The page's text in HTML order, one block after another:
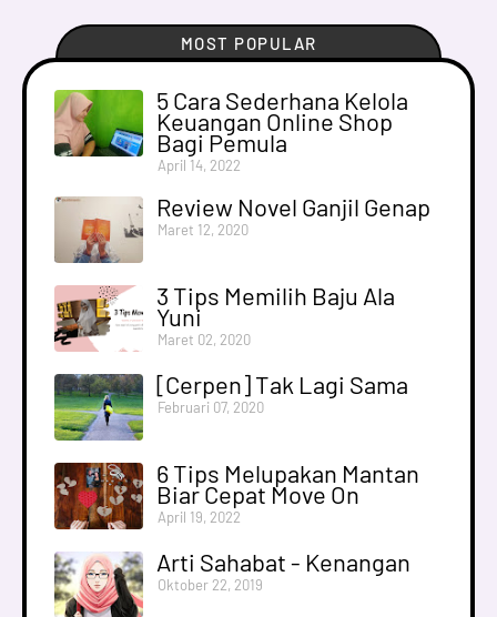
MOST POPULAR
5 Cara Sederhana Kelola
Keuangan Online Shop
Bagi Pemula
April 14, 2022
Review Novel Ganjil Genap
Maret 12, 2020
3 Tips Memilih Baju Ala
Yuni
Maret 02, 2020
[Cerpen] Tak Lagi Sama
Februari 07, 2020
6 Tips Melupakan Mantan
Biar Cepat Move On
April 19, 2022
Arti Sahabat - Kenangan
Oktober 22, 2019